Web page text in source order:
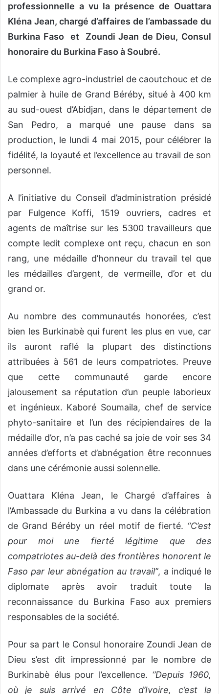
professionnelle a vu la présence de Ouattara
Kléna Jean, chargé d’affaires de l’ambassade du
Burkina Faso et Zoundi Jean de Dieu, Consul
honoraire du Burkina Faso à Soubré.
Le complexe agro-industriel de caoutchouc et de
palmier à huile de Grand Béréby, situé à 400 km
au sud-ouest d’Abidjan, dans le département de
San Pedro, a marqué une pause dans sa
production, le lundi 4 mai 2015, pour célébrer la
fidélité, la loyauté et l’excellence au travail de son
personnel.
A l’initiative du Conseil d’administration présidé
par Fulgence Koffi, 1519 ouvriers, cadres et
agents de maîtrise sur les 5300 travailleurs que
compte ledit complexe ont reçu, chacun en son
rang, une médaille d’honneur du travail tel que
les médailles d’argent, de vermeille, d’or et du
grand or.
Au nombre des communautés honorées, c’est
bien les Burkinabè qui furent les plus en vue, car
ils auront raflé la plupart des distinctions
attribuées à 561 de leurs compatriotes. Preuve
que cette communauté garde encore
jalousement sa réputation d’un peuple laborieux
et ingénieux. Kaboré Soumaila, chef de service
phyto-sanitaire et l’un des récipiendaires de la
médaille d’or, n’a pas caché sa joie de voir ses 34
années d’efforts et d’abnégation être reconnues
dans une cérémonie aussi solennelle.
Ouattara Kléna Jean, le Chargé d’affaires à
l’Ambassade du Burkina a vu dans la célébration
de Grand Béréby un réel motif de fierté. ‘’C’est
pour moi une fierté légitime que des
compatriotes au-delà des frontières honorent le
Faso par leur abnégation au travail’’, a indiqué le
diplomate après avoir traduit toute la
reconnaissance du Burkina Faso aux premiers
responsables de la société.
Pour sa part le Consul honoraire Zoundi Jean de
Dieu s’est dit impressionné par le nombre de
Burkinabè élus pour l’excellence. ‘’Depuis 1960,
où je suis arrivé en Côte d’Ivoire, c’est la